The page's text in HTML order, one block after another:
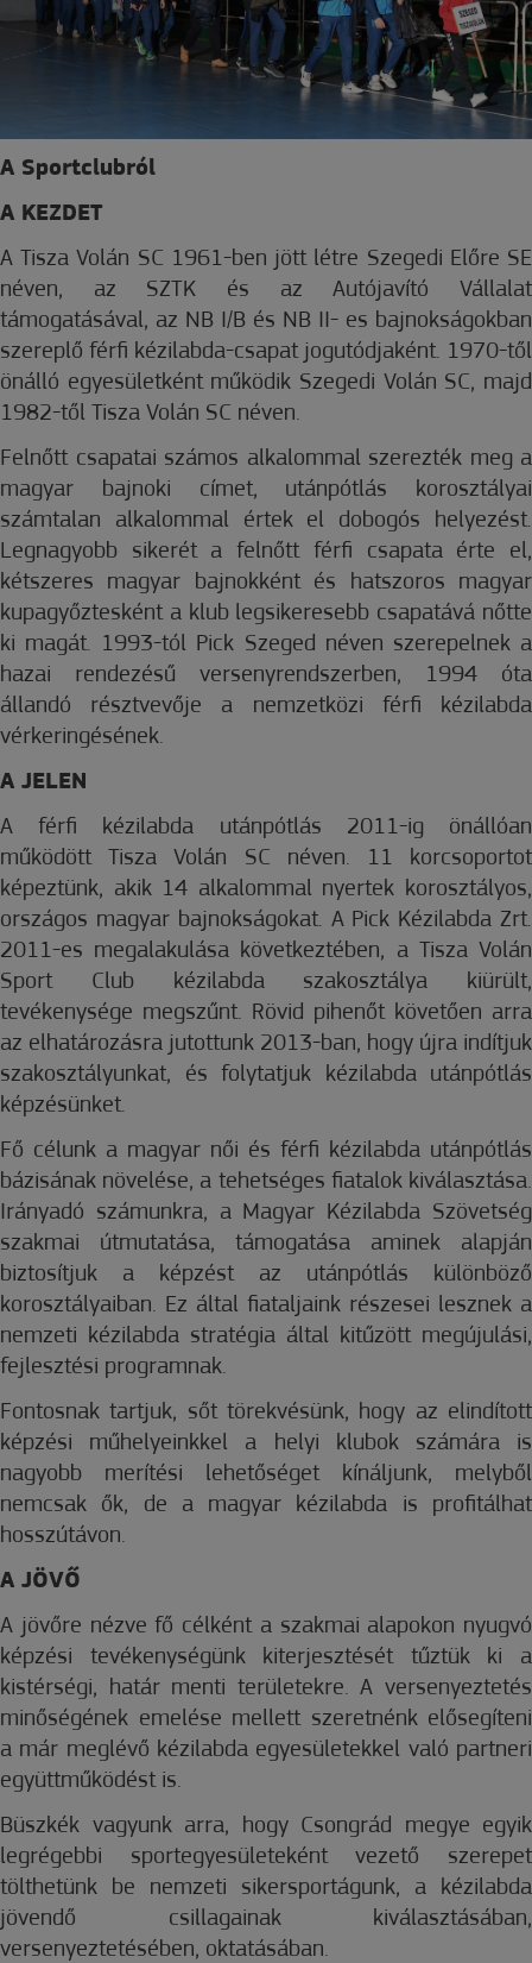
A Sportclubról
A KEZDET
A Tisza Volán SC 1961-ben jött létre Szegedi Előre SE
néven, az SZTK és az Autójavító Vállalat
támogatásával, az NB I/B és NB II- es bajnokságokban
szereplő férfi kézilabda-csapat jogutódjaként. 1970-től
önálló egyesületként működik Szegedi Volán SC, majd
1982-től Tisza Volán SC néven.
Felnőtt csapatai számos alkalommal szerezték meg a
magyar bajnoki címet, utánpótlás korosztályai
számtalan alkalommal értek el dobogós helyezést.
Legnagyobb sikerét a felnőtt férfi csapata érte el,
kétszeres magyar bajnokként és hatszoros magyar
kupagyőztesként a klub legsikeresebb csapatává nőtte
ki magát. 1993-tól Pick Szeged néven szerepelnek a
hazai rendezésű versenyrendszerben, 1994 óta
állandó résztvevője a nemzetközi férfi kézilabda
vérkeringésének.
A JELEN
A férfi kézilabda utánpótlás 2011-ig önállóan
működött Tisza Volán SC néven. 11 korcsoportot
képeztünk, akik 14 alkalommal nyertek korosztályos,
országos magyar bajnokságokat. A Pick Kézilabda Zrt.
2011-es megalakulása következtében, a Tisza Volán
Sport Club kézilabda szakosztálya kiürült,
tevékenysége megszűnt. Rövid pihenőt követően arra
az elhatározásra jutottunk 2013-ban, hogy újra indítjuk
szakosztályunkat, és folytatjuk kézilabda utánpótlás
képzésünket.
Fő célunk a magyar női és férfi kézilabda utánpótlás
bázisának növelése, a tehetséges fiatalok kiválasztása.
Irányadó számunkra, a Magyar Kézilabda Szövetség
szakmai útmutatása, támogatása aminek alapján
biztosítjuk a képzést az utánpótlás különböző
korosztályaiban. Ez által fiataljaink részesei lesznek a
nemzeti kézilabda stratégia által kitűzött megújulási,
fejlesztési programnak.
Fontosnak tartjuk, sőt törekvésünk, hogy az elindított
képzési műhelyeinkkel a helyi klubok számára is
nagyobb merítési lehetőséget kínáljunk, melyből
nemcsak ők, de a magyar kézilabda is profitálhat
hosszútávon.
A JÖVŐ
A jövőre nézve fő célként a szakmai alapokon nyugvó
képzési tevékenységünk kiterjesztését tűztük ki a
kistérségi, határ menti területekre. A versenyeztetés
minőségének emelése mellett szeretnénk elősegíteni
a már meglévő kézilabda egyesületekkel való partneri
együttműködést is.
Büszkék vagyunk arra, hogy Csongrád megye egyik
legrégebbi sportegyesületeként vezető szerepet
tölthetünk be nemzeti sikersportágunk, a kézilabda
jövendő csillagainak kiválasztásában,
versenyeztetésében, oktatásában.